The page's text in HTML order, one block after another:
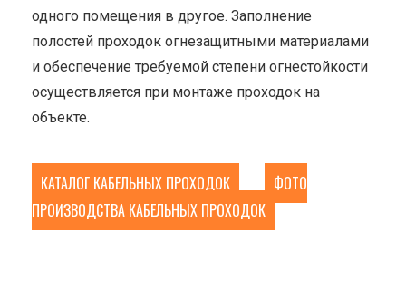
одного помещения в другое. Заполнение
полостей проходок огнезащитными материалами
и обеспечение требуемой степени огнестойкости
осуществляется при монтаже проходок на
объекте.
КАТАЛОГ КАБЕЛЬНЫХ ПРОХОДОК
ФОТО
ПРОИЗВОДСТВА КАБЕЛЬНЫХ ПРОХОДОК